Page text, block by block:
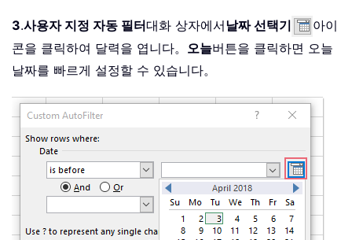
3.사용자 지정 자동 필터대화 상자에서날짜 선택기
아이
콘을 클릭하여 달력을 엽니다。 오늘버튼을 클릭하면 오늘
날짜를 빠르게 설정할 수 있습니다。